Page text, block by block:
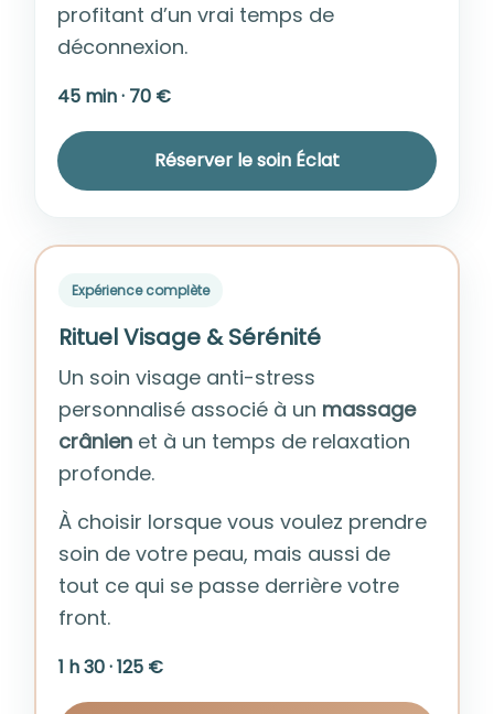
profitant d’un vrai temps de
déconnexion.
45 min · 70 €
Réserver le soin Éclat
Expérience complète
Rituel Visage & Sérénité
Un soin visage anti-stress
personnalisé associé à un massage
crânien et à un temps de relaxation
profonde.
À choisir lorsque vous voulez prendre
soin de votre peau, mais aussi de
tout ce qui se passe derrière votre
front.
1 h 30 · 125 €